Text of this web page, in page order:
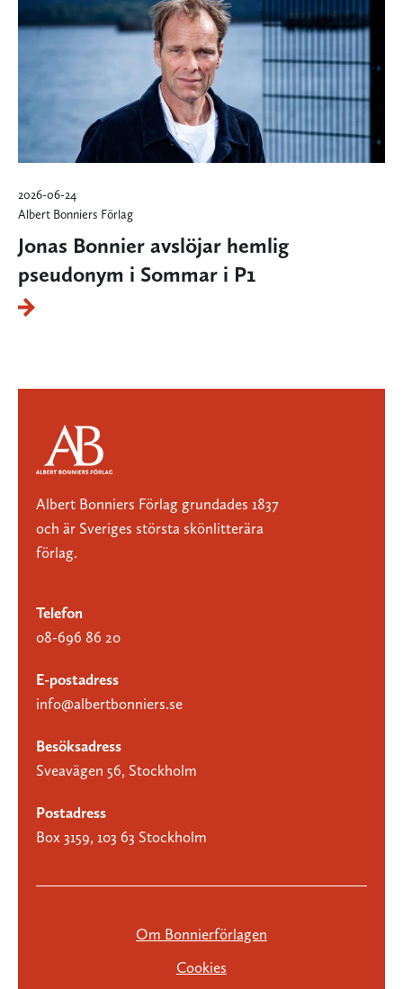
2026-06-24
Albert Bonniers Förlag
Jonas Bonnier avslöjar hemlig
pseudonym i Sommar i P1
Albert Bonniers Förlag grundades 1837
och är Sveriges största skönlitterära
förlag.
Telefon
08-696 86 20
E-postadress
info@albertbonniers.se
Besöksadress
Sveavägen 56, Stockholm
Postadress
Box 3159, 103 63 Stockholm
Om Bonnierförlagen
Cookies